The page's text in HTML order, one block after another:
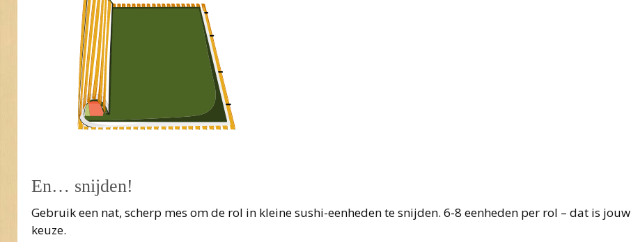
En… snijden!
Gebruik een nat, scherp mes om de rol in kleine sushi-eenheden te snijden. 6-8 eenheden per rol – dat is jouw
keuze.